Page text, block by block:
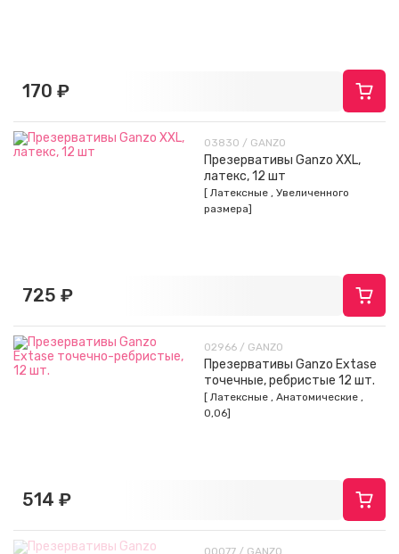
170 ₽
03830 / GANZO
Презервативы Ganzo XXL,
латекс, 12 шт
[ Латексные , Увеличенного
размера]
725 ₽
02966 / GANZO
Презервативы Ganzo Extase
точечные, ребристые 12 шт.
[ Латексные , Анатомические ,
0,06]
514 ₽
00077 / GANZO